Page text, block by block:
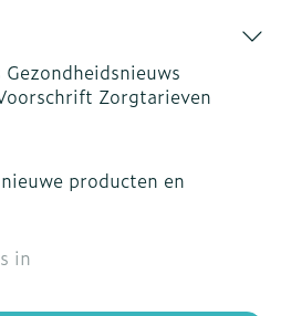
Gezondheidsnieuws
Zorgtarieven
producten en